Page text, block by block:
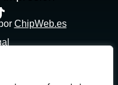
ChipWeb.es